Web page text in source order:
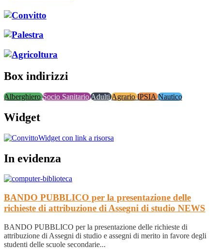
Box indirizzi
AlberghieroSocio SanitarioAdultiAgrarioIPSIANautico
Widget
Widget con link a risorsa
In evidenza
BANDO PUBBLICO per la presentazione delle
richieste di attribuzione di Assegni di studio NEWS
BANDO PUBBLICO per la presentazione delle richieste di
attribuzione di Assegni di studio e assegni di merito in favore degli
studenti delle scuole secondarie...